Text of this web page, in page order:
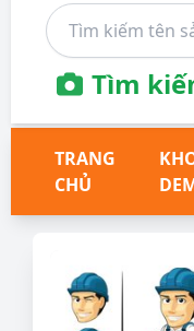
Tìm
TRANG
CHỦ